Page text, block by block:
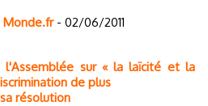
Monde.fr- 02/06/2011
l'Assemblée sur « la laïcité et la
de plus
résolution